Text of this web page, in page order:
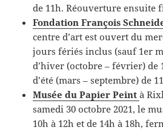
de 11h. Réouverture ensuite
Fondation François
centre d’art est ouvert du
jours fériés inclus (sauf 1er
d’hiver (octobre – février) de
d’été (mars – septembre) de
Musée du Papier Peintà
samedi 30 octobre 2021, le
10h à 12h et de 14h à 18h,